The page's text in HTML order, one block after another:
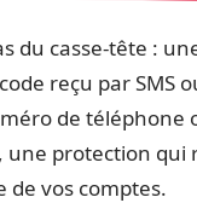
du casse-tête :
code reçu par
de
une protection
vos comptes.